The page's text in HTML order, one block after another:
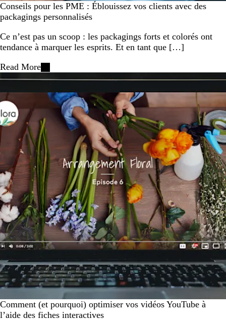
Conseils pour les PME : Éblouissez vos clients avec des
packagings personnalisés
Ce n’est pas un scoop : les packagings forts et colorés ont
tendance à marquer les esprits. Et en tant que […]
Read More
Comment (et pourquoi) optimiser vos vidéos YouTube à
l’aide des fiches interactives